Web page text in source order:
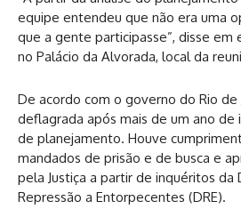
equipe entendeu que não era uma
que a gente participasse”, disse em
no Palácio da Alvorada, local da
De acordo com o governo do Rio de
deflagrada após mais de um ano de
de planejamento. Houve
mandados de prisão e de busca e
pela Justiça a partir de inquéritos da
Repressão a Entorpecentes (DRE).